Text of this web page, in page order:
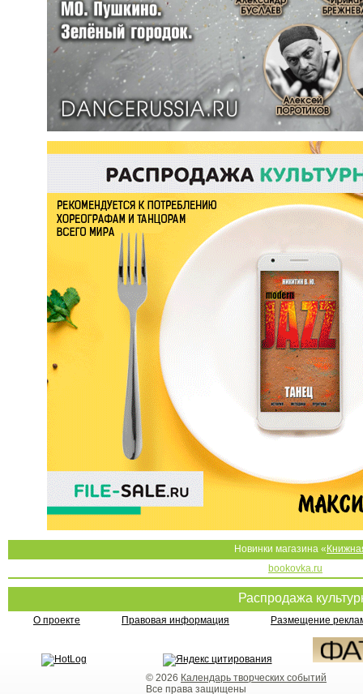
Новинки магазина «
bookovka.ru
Распродажа
О проекте Правовая информация Размещение
© 2026 Календарь творческих событий
Все права защищены